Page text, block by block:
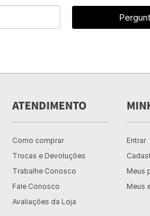
ATENDIMENTO
Como comprar
Trocas e Devoluções
Trabalhe Conosco
Fale Conosco
Avaliações da Loja
Entrar
Meus
Meus